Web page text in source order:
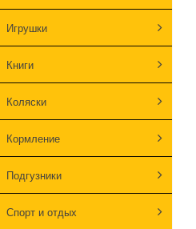
Игрушки
Книги
Коляски
Кормление
Подгузники
Спорт и отдых